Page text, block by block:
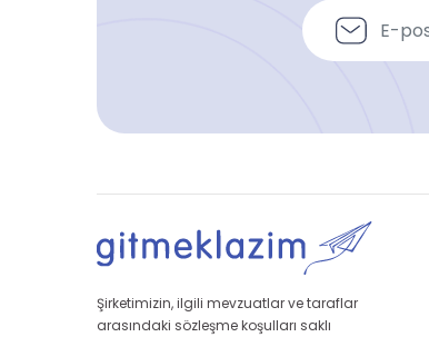
Şirketimizin, ilgili mevzuatlar ve taraflar
arasındaki sözleşme koşulları saklı